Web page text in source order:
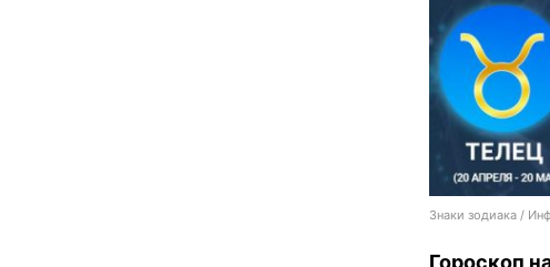
Знаки зодиака /
Гороскоп